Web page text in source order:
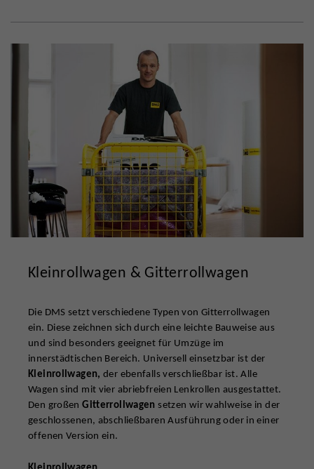
Kleinrollwagen & Gitterrollwagen
Die DMS setzt verschiedene Typen von Gitterrollwagen
ein. Diese zeichnen sich durch eine leichte Bauweise aus
und sind besonders geeignet für Umzüge im
innerstädtischen Bereich. Universell einsetzbar ist der
Kleinrollwagen, der ebenfalls verschließbar ist. Alle
Wagen sind mit vier abriebfreien Lenkrollen ausgestattet.
Den großenGitterrollwagen setzen wir wahlweise in der
geschlossenen, abschließbaren Ausführung oder in einer
offenen Version ein.